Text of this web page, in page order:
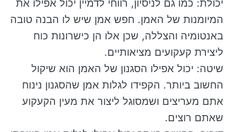
יכולת: כמו גם לניסיון, רווחי לדמיין יכול אפילו את
המיומנות של האמן. חפש אמן שיש לו הבנה טובה
באנטומיה והצללה, שכן אלו הן כישרונות כוח
ליצירת קעקועים מציאותיים.
שיטה: יכול אפילו הסגנון של האמן הוא שיקול
החשוב ביותר. הקפידו לגלות אמן שהסגנון נינוח
אתם מעריצים ושמסוגל ליצור את מעין הקעקוע
שאתם רוצים.